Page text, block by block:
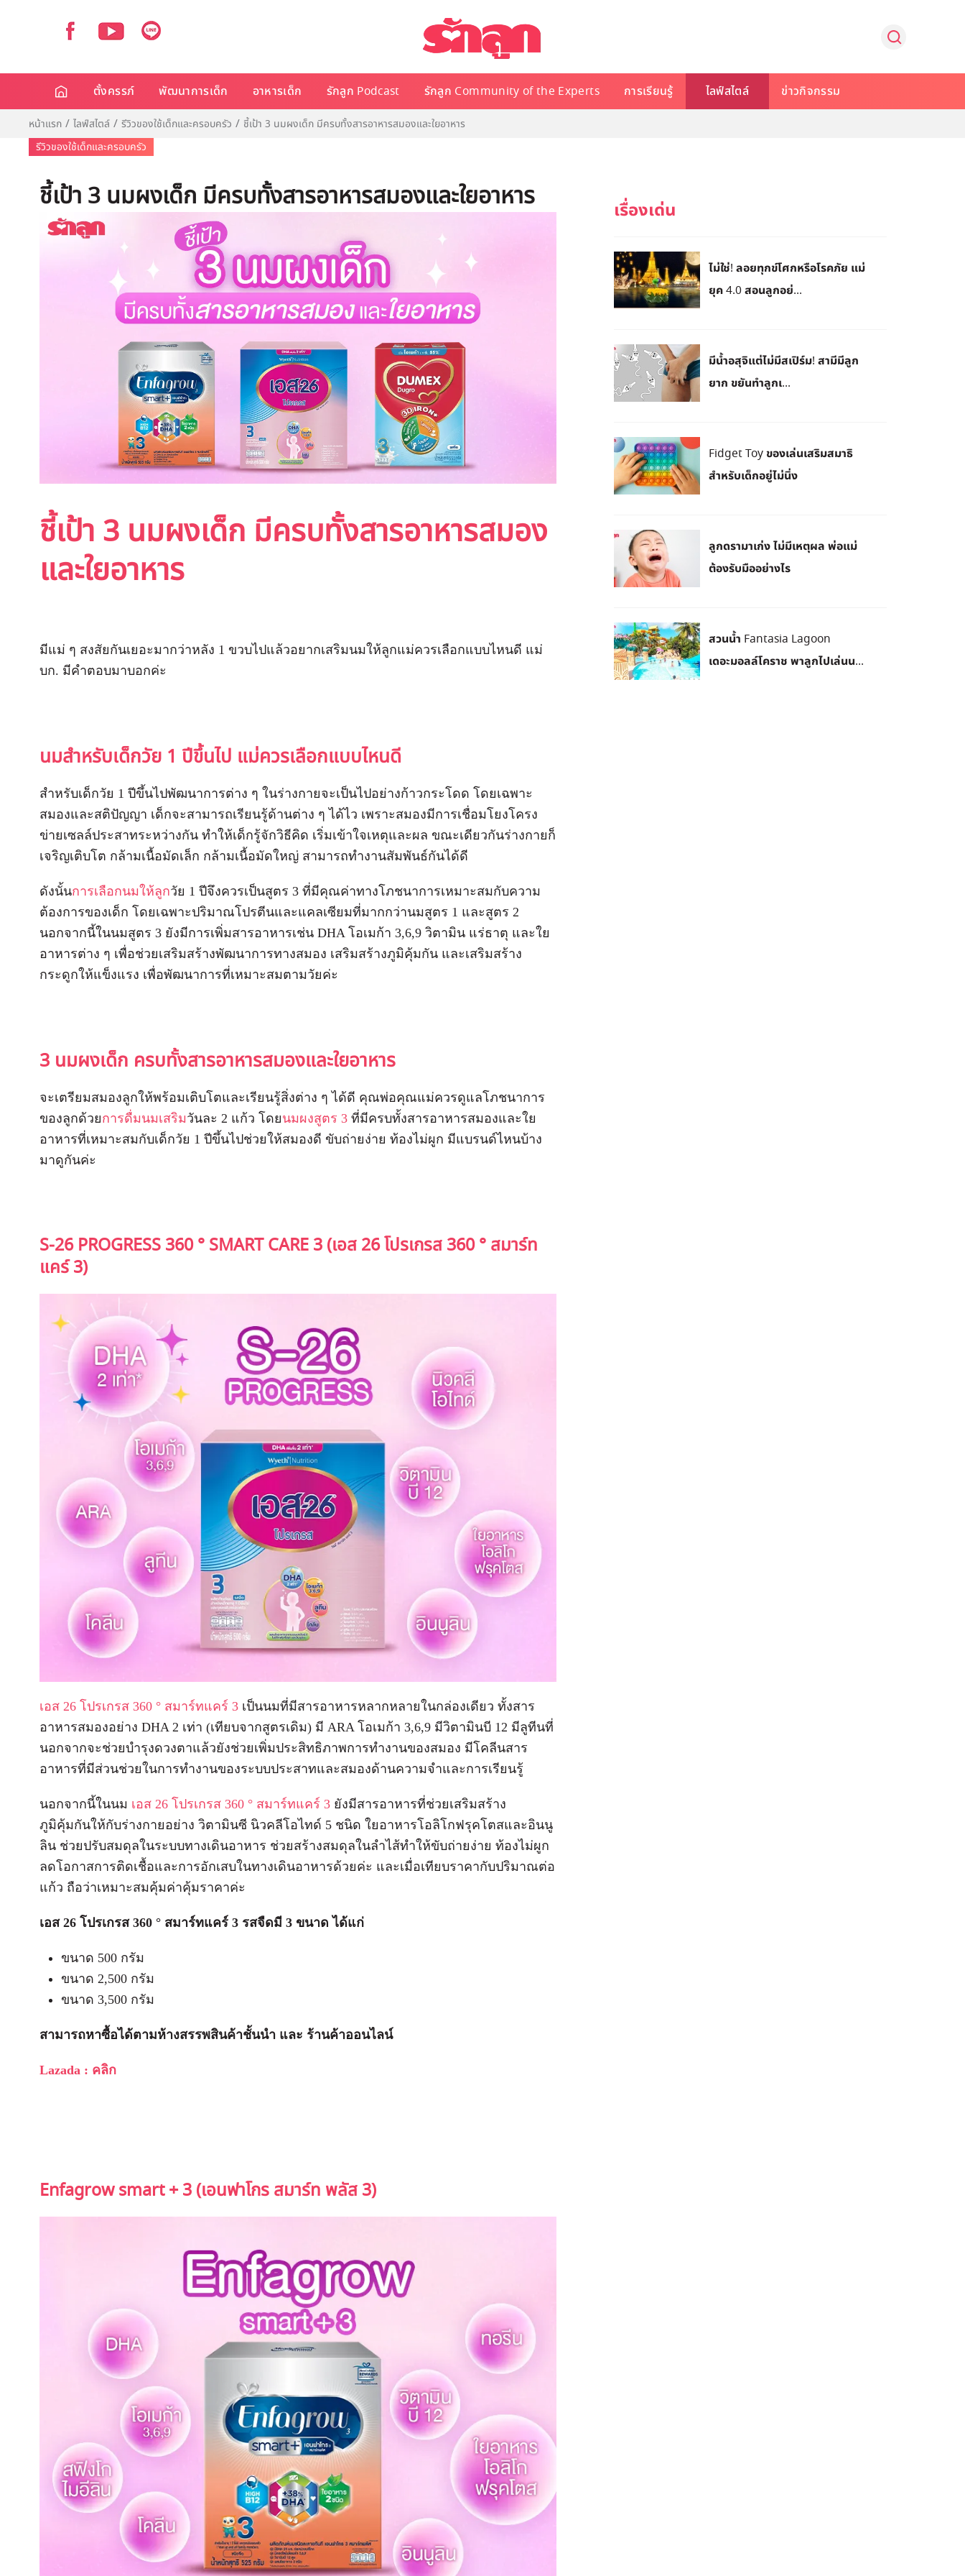
ตั้งครรภ์ พัฒนาการเด็ก อาหารเด็ก รักลูก Podcast รักลูก Community of the Experts การเรียนรู้ ไลฟ์สไตล์ ข่าวกิจกรรม
หน้าแรก ไลฟ์สไตล์ รีวิวของใช้เด็กและครอบครัว
ชี้เป้า 3 นมผงเด็ก มีครบทั้งสารอาหารสมองและใยอาหาร
รีวิวของใช้เด็กและครอบครัว
ชี้เป้า 3 นมผงเด็ก มีครบทั้งสารอาหารสมองและใยอาหาร
ชี้เป้า 3 นมผงเด็ก มีครบทั้งสารอาหารสมอง
และใยอาหาร
มีแม่ ๆ สงสัยกันเยอะมากว่าหลัง 1 ขวบไปแล้วอยากเสริมนมให้ลูกแม่ควรเลือกแบบไหนดี แม่
บก. มีคำตอบมาบอกค่ะ
นมสำหรับเด็กวัย 1 ปีขึ้นไป แม่ควรเลือกแบบไหนดี
สำหรับเด็กวัย 1 ปีขึ้นไปพัฒนาการต่าง ๆ ในร่างกายจะเป็นไปอย่างก้าวกระโดด โดยเฉพาะ
สมองและสติปัญญา เด็กจะสามารถเรียนรู้ด้านต่าง ๆ ได้ไว เพราะสมองมีการเชื่อมโยงโครง
ข่ายเซลล์ประสาทระหว่างกัน ทำให้เด็กรู้จักวิธีคิด เริ่มเข้าใจเหตุและผล ขณะเดียวกันร่างกายก็
เจริญเติบโต กล้ามเนื้อมัดเล็ก กล้ามเนื้อมัดใหญ่ สามารถทำงานสัมพันธ์กันได้ดี
ดังนั้นการเลือกนมให้ลูกวัย 1 ปีจึงควรเป็นสูตร 3 ที่มีคุณค่าทางโภชนาการเหมาะสมกับความ
ต้องการของเด็ก โดยเฉพาะปริมาณโปรตีนและแคลเซียมที่มากกว่านมสูตร 1 และสูตร 2
นอกจากนี้ในนมสูตร 3 ยังมีการเพิ่มสารอาหารเช่น DHA โอเมก้า 3,6,9 วิตามิน แร่ธาตุ และใย
อาหารต่าง ๆ เพื่อช่วยเสริมสร้างพัฒนาการทางสมอง เสริมสร้างภูมิคุ้มกัน และเสริมสร้าง
กระดูกให้แข็งแรง เพื่อพัฒนาการที่เหมาะสมตามวัยค่ะ
3 นมผงเด็ก ครบทั้งสารอาหารสมองและใยอาหาร
จะเตรียมสมองลูกให้พร้อมเติบโตและเรียนรู้สิ่งต่าง ๆ ได้ดี คุณพ่อคุณแม่ควรดูแลโภชนาการ
ของลูกด้วยการดื่มนมเสริมวันละ 2 แก้ว โดยนมผงสูตร 3 ที่มีครบทั้งสารอาหารสมองและใย
อาหารที่เหมาะสมกับเด็กวัย 1 ปีขึ้นไปช่วยให้สมองดี ขับถ่ายง่าย ท้องไม่ผูก มีแบรนด์ไหนบ้าง
มาดูกันค่ะ
S-26 PROGRESS 360° SMART CARE 3 (เอส 26 โปรเกรส360° สมาร์ท
แคร์ 3)
เอส 26 โปรเกรส 360 ° สมาร์ทแคร์ 3 เป็นนมที่มีสารอาหารหลากหลายในกล่องเดียว ทั้งสาร
อาหารสมองอย่าง DHA 2 เท่า (เทียบจากสูตรเดิม) มี ARA โอเมก้า 3,6,9 มีวิตามินบี 12 มีลูทีนที่
นอกจากจะช่วยบำรุงดวงตาแล้วยังช่วยเพิ่มประสิทธิภาพการทำงานของสมอง มีโคลีนสาร
อาหารที่มีส่วนช่วยในการทำงานของระบบประสาทและสมองด้านความจำและการเรียนรู้
นอกจากนี้ในนม เอส 26 โปรเกรส 360 ° สมาร์ทแคร์ 3 ยังมีสารอาหารที่ช่วยเสริมสร้าง
ภูมิคุ้มกันให้กับร่างกายอย่าง วิตามินซี นิวคลีโอไทด์ 5 ชนิด ใยอาหารโอลิโกฟรุคโตสและอินนู
ลิน ช่วยปรับสมดุลในระบบทางเดินอาหาร ช่วยสร้างสมดุลในลำไส้ทำให้ขับถ่ายง่าย ท้องไม่ผูก
ลดโอกาสการติดเชื้อและการอักเสบในทางเดินอาหารด้วยค่ะ และเมื่อเทียบราคากับปริมาณต่อ
แก้ว ถือว่าเหมาะสมคุ้มค่าคุ้มราคาค่ะ
เอส 26 โปรเกรส 360 ° สมาร์ทแคร์ 3 รสจืดมี 3 ขนาด ได้แก่
ขนาด 500 กรัม
ขนาด 2,500 กรัม
ขนาด 3,500 กรัม
สามารถหาซื้อได้ตามห้างสรรพสินค้าชั้นนำ และ ร้านค้าออนไลน์
Lazada : คลิก
Enfagrow smart + 3 (เอนฟาโกร สมาร์ท พลัส 3)
ไม่ใช่! ลอยทุกข์โศกหรือโรคภัย แม่
ยุค 4.0 สอนลูกอย่...
มีน้ำอสุจิแต่ไม่มีสเปิร์ม! สามีมีลูก
ยาก ขยันทำลูกเ...
Fidget Toy ของเล่นเสริมสมาธิ
สำหรับเด็กอยู่ไม่นิ่ง
ลูกดรามาเก่ง ไม่มีเหตุผล พ่อแม่
ต้องรับมืออย่างไร
สวนน้ำ Fantasia Lagoon
เดอะมอลล์โคราช พาลูกไปเล่นน...